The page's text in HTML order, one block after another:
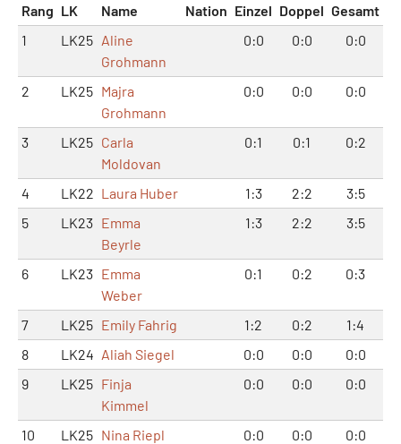
Rang LK Name Nation Einzel Doppel Gesamt
1
LK25 Aline
Grohmann
0:0 0:0 0:0
2 LK25 Majra
Grohmann
0:0 0:0 0:0
3 LK25 Carla
Moldovan
0:1 0:1 0:2
4 LK22 Laura Huber 1:3 2:2
3:5
5
LK23 Emma
Beyrle
1:3 2:2 3:5
6 LK23 Emma
Weber
0:1 0:2 0:3
7 LK25 Emily Fahrig 1:2 0:2
1:4
8
LK24 Aliah Siegel 0:0 0:0
0:0
9
LK25 Finja
Kimmel
0:0 0:0 0:0
10 LK25 Nina Riepl 0:0 0:0
0:0